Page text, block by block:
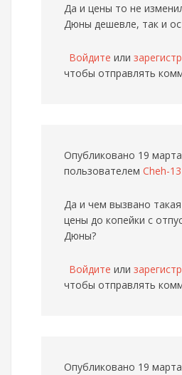
Да и цены то не
Дюны дешевле, так и
Войдите или
чтобы отправлять
Опубликовано 19
пользователем Cheh-13
Да и чем вызвано
цены до копейки с
Дюны?
Войдите или
чтобы отправлять
Опубликовано 19